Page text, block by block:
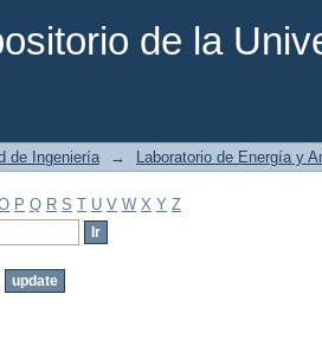
de la
de Ingeniería → Laboratorio de Energía y
P Q R S T U V W X Y Z